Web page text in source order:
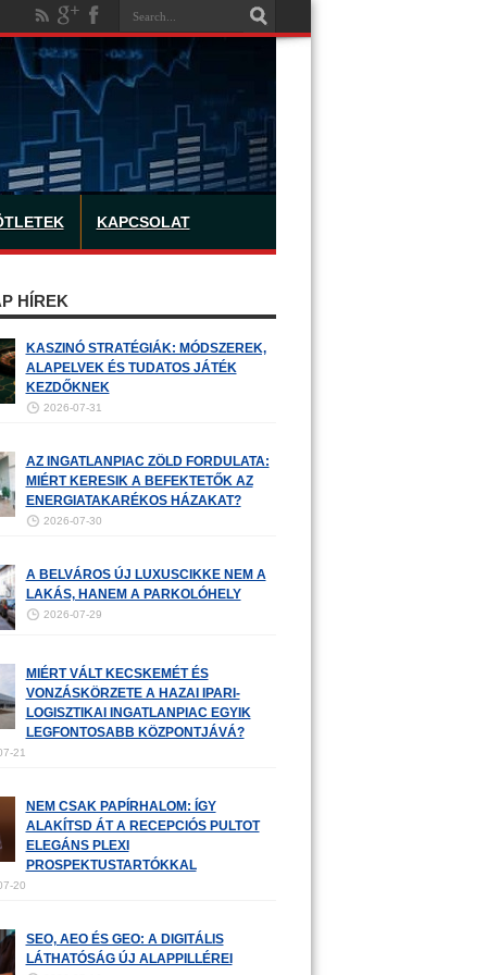
KAPCSOLAT
HÍREK
KASZINÓ STRATÉGIÁK: MÓDSZEREK,
ALAPELVEK ÉS TUDATOS JÁTÉK
KEZDŐKNEK
2026-07-31
AZ INGATLANPIAC ZÖLD FORDULATA:
MIÉRT KERESIK A BEFEKTETŐK AZ
ENERGIATAKARÉKOS HÁZAKAT?
2026-07-30
A BELVÁROS ÚJ LUXUSCIKKE NEM A
LAKÁS, HANEM A PARKOLÓHELY
2026-07-29
MIÉRT VÁLT KECSKEMÉT ÉS
VONZÁSKÖRZETE A HAZAI IPARI-
LOGISZTIKAI INGATLANPIAC EGYIK
LEGFONTOSABB KÖZPONTJÁVÁ?
21
NEM CSAK PAPÍRHALOM: ÍGY
ALAKÍTSD ÁT A RECEPCIÓS PULTOT
ELEGÁNS PLEXI
PROSPEKTUSTARTÓKKAL
20
SEO, AEO ÉS GEO: A DIGITÁLIS
LÁTHATÓSÁG ÚJ ALAPPILLÉREI